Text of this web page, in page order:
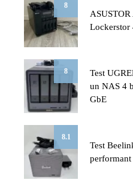
8
Lockerstor
8
Test
un NAS 4
GbE
8.1
Test